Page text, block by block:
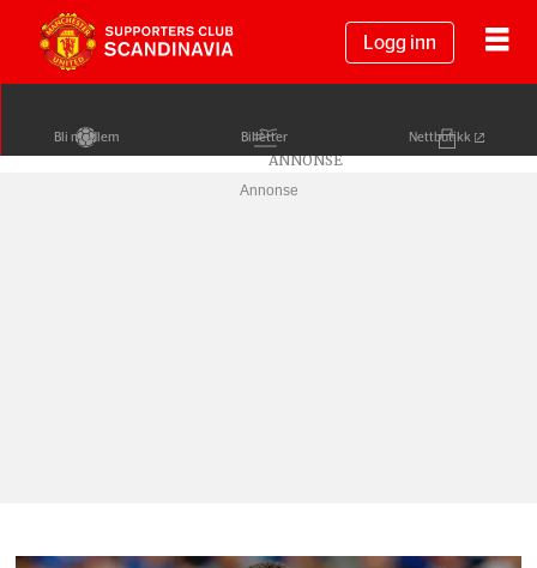
Logg inn
Bli medlem Billetter Nettbutikk
Annonse